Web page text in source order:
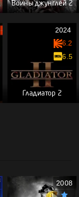
Воины джунглей 2
Гладиатор 2
2024
6.2
6.5
2008